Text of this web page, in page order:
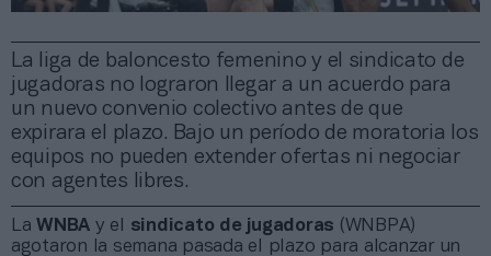
La liga de baloncesto femenino y el sindicato de
jugadoras no lograron llegar a un acuerdo para
un nuevo convenio colectivo antes de que
expirara el plazo. Bajo un período de moratoria los
equipos no pueden extender ofertas ni negociar
con agentes libres.
La WNBA y el sindicato de jugadoras (WNBPA)
agotaron la semana pasada el plazo para alcanzar un